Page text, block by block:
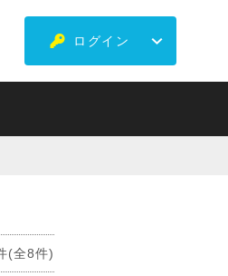
ログイン
(全8件)